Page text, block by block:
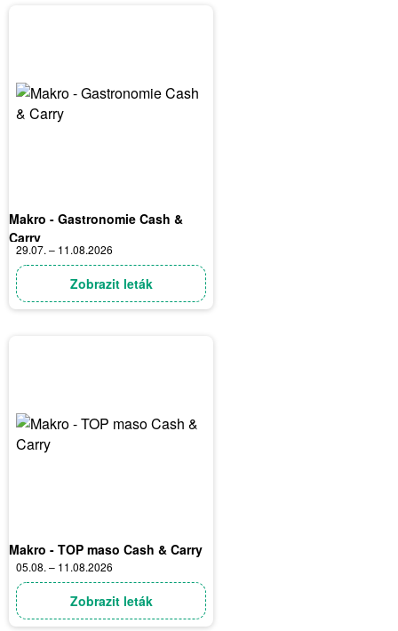
Makro - Gastronomie Cash &
Carry
29.07. – 11.08.2026
Zobrazit leták
Makro - TOP maso Cash & Carry
05.08. – 11.08.2026
Zobrazit leták